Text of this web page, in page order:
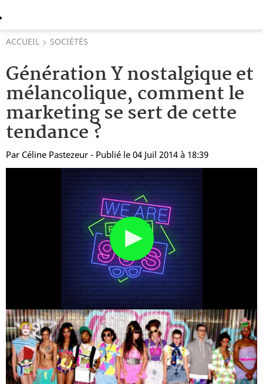
ACCUEIL SOCIÉTÉS
Génération Y nostalgique et
mélancolique, comment le
marketing se sert de cette
tendance ?
Par Céline Pastezeur - Publié le 04 Juil 2014 à 18:39